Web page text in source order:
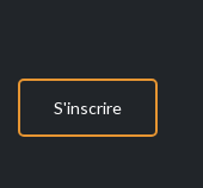
S'inscrire